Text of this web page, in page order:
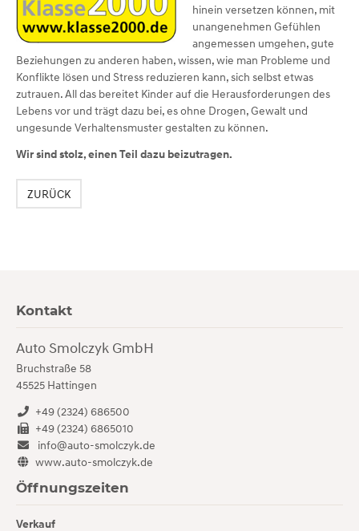
hinein versetzen können, mit
unangenehmen Gefühlen
angemessen umgehen, gute
Beziehungen zu anderen haben, wissen, wie man Probleme und
Konflikte lösen und Stress reduzieren kann, sich selbst etwas
zutrauen. All das bereitet Kinder auf die Herausforderungen des
Lebens vor und trägt dazu bei, es ohne Drogen, Gewalt und
ungesunde Verhaltensmuster gestalten zu können.
Wir sind stolz, einen Teil dazu beizutragen.
ZURÜCK
Kontakt
Auto Smolczyk GmbH
Bruchstraße 58
45525 Hattingen
+49 (2324) 686500
+49 (2324) 6865010
info@auto-smolczyk.de
www.auto-smolczyk.de
Öffnungszeiten
Verkauf